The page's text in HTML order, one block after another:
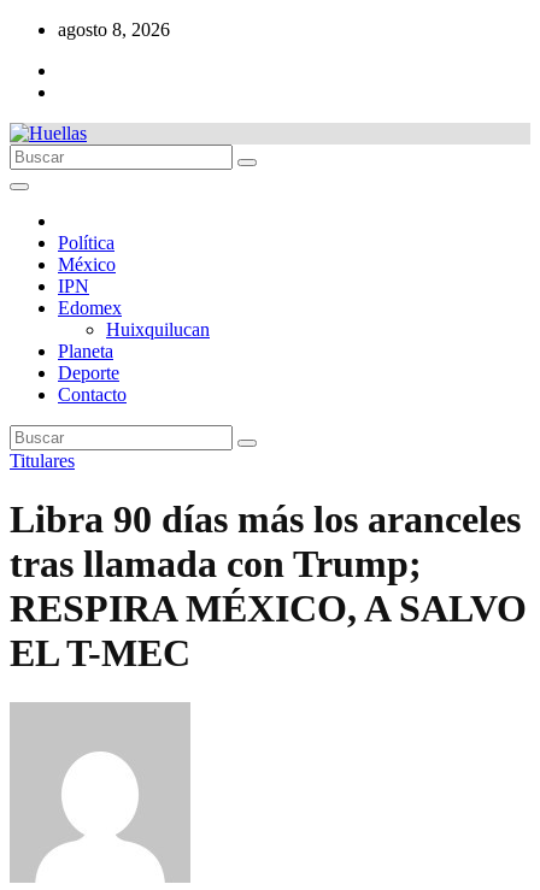
contenido
agosto 8, 2026
Política
México
IPN
Edomex
Huixquilucan
Planeta
Deporte
Contacto
Titulares
Libra 90 días más los aranceles
tras llamada con Trump;
RESPIRA MÉXICO, A SALVO
EL T-MEC